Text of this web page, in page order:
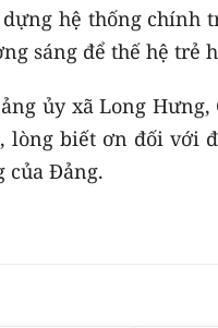
hệ thống chính
sáng để thế hệ trẻ
ủy xã Long
lòng biết ơn đối với
của Đảng.